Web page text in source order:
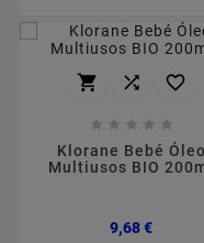
  
    
Klorane Bebé Óleo
Multiusos BIO
9,68 €Preço